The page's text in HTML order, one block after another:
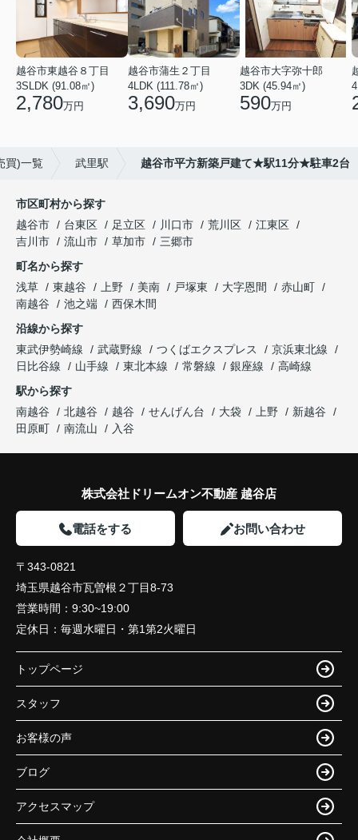
越谷市東越谷８丁目
3SLDK (91.08㎡)
2,780万円
越谷市蒲生２丁目
4LDK (111.78㎡)
3,690万円
越谷市大字弥十郎
3DK (45.94㎡)
590万円
買)一覧 武里駅 越谷市平方新築戸建て★駅11分★駐車2台
市区町村から探す
越谷市
台東区 足立区 川口市 荒川区
江東区
吉川市
流山市 草加市
三郷市
町名から探す
浅草
東越谷 上野 美南 戸塚東 大字恩間
赤山町
南越谷
池之端
西保木間
沿線から探す
東武伊勢崎線
武蔵野線 つくばエクスプレス
京浜東北線
日比谷線
山手線 東北本線 常磐線 銀座線
高崎線
駅から探す
南越谷
北越谷 越谷 せんげん台 大袋 上野
新越谷
田原町
南流山 入谷
株式会社ドリームオン不動産 越谷店
電話をする お問い合わせ
〒343-0821
埼玉県越谷市瓦曽根２丁目8-73
営業時間： 9:30~19:00
定休日： 毎週水曜日・第1第2火曜日
トップページ
スタッフ
お客様の声
ブログ
アクセスマップ